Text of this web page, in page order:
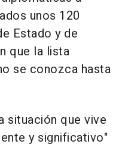
unos 120
Estado y de
que la lista
se conozca hasta
situación que vive
y significativo"